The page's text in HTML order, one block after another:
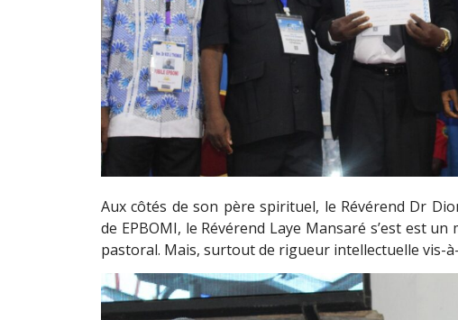
Aux côtés de son père spirituel, le Révérend Dr
de EPBOMI, le Révérend Laye Mansaré s’est est
pastoral. Mais, surtout de rigueur intellectuelle vis-